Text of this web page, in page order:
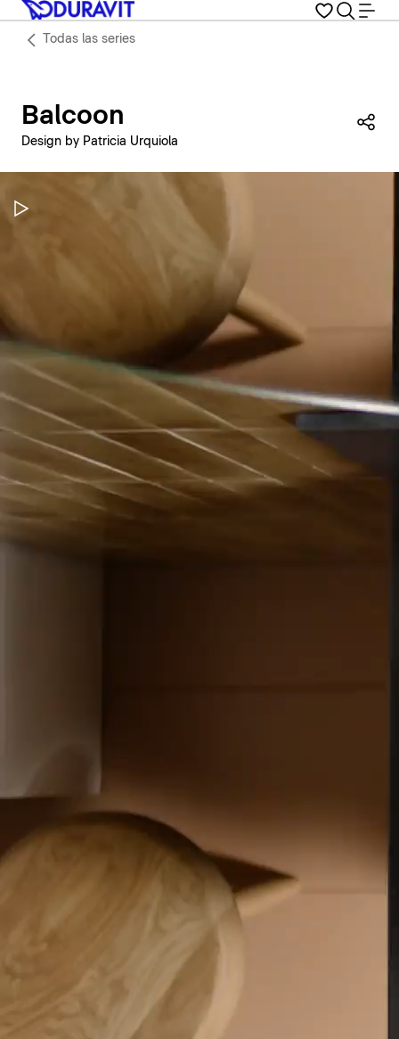
Todas las series
Balcoon
Design by Patricia Urquiola
Pausar vídeo